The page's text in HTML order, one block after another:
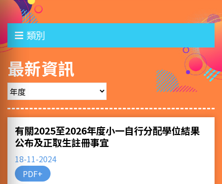
類別
最新資訊
有關2025至2026年度小一自行分配學位結果
公布及正取生註冊事宜
18-11-2024
PDF+